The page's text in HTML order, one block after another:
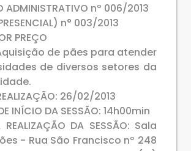
ADMINISTRATIVO nº 006/2013
n° 003/2013
PREÇO
de pães para atender
de diversos setores da
26/02/2013
INÍCIO DA SESSÃO: 14h00min
REALIZAÇÃO DA SESSÃO: Sala
- Rua São Francisco nº 248